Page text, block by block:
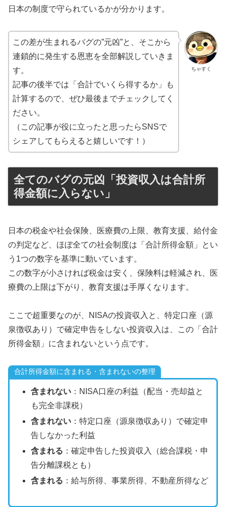
日本の制度で守られているかが分かります。
ちゃすく
この差が生まれるバグの”元凶”と、そこから
連鎖的に発生する恩恵を全部解説していきま
す。
記事の後半では「合計でいくら得するか」も
計算するので、ぜひ最後までチェックしてく
ださい。
（この記事が役に立ったと思ったらSNSで
シェアしてもらえると嬉しいです！）
全てのバグの元凶「投資収入は合計所
得金額に入らない」
日本の税金や社会保険、医療費の上限、教育支援、給付金
の判定など、ほぼ全ての社会制度は「合計所得金額」とい
う1つの数字を基準に動いています。
この数字が小さければ税金は安く、保険料は軽減され、医
療費の上限は下がり、教育支援は手厚くなります。
ここで超重要なのが、NISAの投資収入と、特定口座（源
泉徴収あり）で確定申告をしない投資収入は、この「合計
所得金額」に含まれないという点です。
合計所得金額に含まれる・含まれないの整理
含まれない：NISA口座の利益（配当・売却益と
も完全非課税）
含まれない：特定口座（源泉徴収あり）で確定申
告しなかった利益
含まれる ：確定申告した投資収入（総合課税・申
告分離課税とも）
含まれる ：給与所得、事業所得、不動産所得など